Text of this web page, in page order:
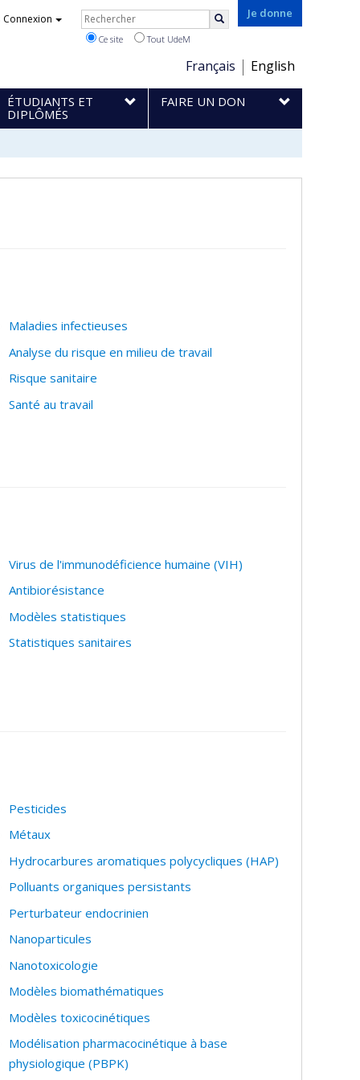
Je donne
Choix
de
la
langue
Français English
Connexion Rechercher
Ce site Tout UdeM
ÉTUDIANTS ET
DIPLÔMÉS
FAIRE UN DON
Maladies infectieuses
Analyse du risque en milieu de travail
Risque sanitaire
Santé au travail
Virus de l'immunodéficience humaine (VIH)
Antibiorésistance
Modèles statistiques
Statistiques sanitaires
Pesticides
Métaux
Hydrocarbures aromatiques polycycliques (HAP)
Polluants organiques persistants
Perturbateur endocrinien
Nanoparticules
Nanotoxicologie
Modèles biomathématiques
Modèles toxicocinétiques
Modélisation pharmacocinétique à base
physiologique (PBPK)